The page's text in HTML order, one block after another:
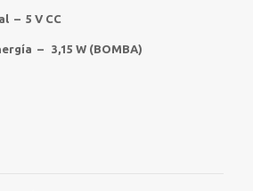
– 5 V CC
– 3,15 W (BOMBA)